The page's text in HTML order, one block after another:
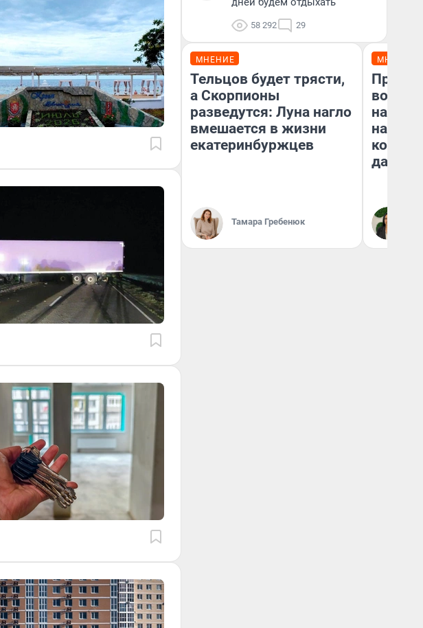
58 292 29
МНЕНИЕ
Тельцов будет трясти,
а Скорпионы
разведутся: Луна нагло
вмешается в жизни
екатеринбуржцев
Тамара Гребенюк
МНЕНИЕ
нам
даже